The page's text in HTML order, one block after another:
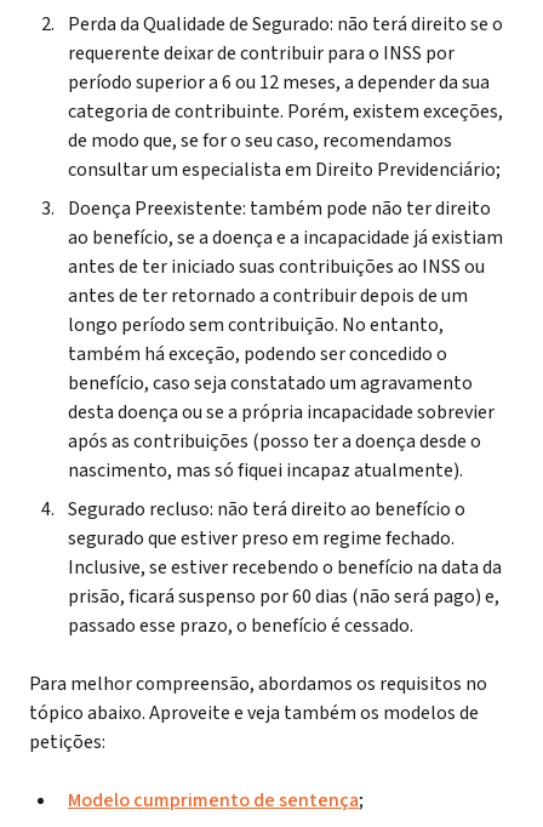
Perda da Qualidade de Segurado: não terá direito se o
requerente deixar de contribuir para o INSS por
período superior a 6 ou 12 meses, a depender da sua
categoria de contribuinte. Porém, existem exceções,
de modo que, se for o seu caso, recomendamos
consultar um especialista em Direito Previdenciário;
Doença Preexistente: também pode não ter direito
ao benefício, se a doença e a incapacidade já existiam
antes de ter iniciado suas contribuições ao INSS ou
antes de ter retornado a contribuir depois de um
longo período sem contribuição. No entanto,
também há exceção, podendo ser concedido o
benefício, caso seja constatado um agravamento
desta doença ou se a própria incapacidade sobrevier
após as contribuições (posso ter a doença desde o
nascimento, mas só fiquei incapaz atualmente).
Segurado recluso: não terá direito ao benefício o
segurado que estiver preso em regime fechado.
Inclusive, se estiver recebendoo benefício na data da
prisão, ficará suspenso por 60 dias (não será pago)e,
passado esse prazo, o benefício é cessado.
Para melhor compreensão, abordamos os requisitos no
tópico abaixo. Aproveite e veja também os modelos de
petições:
Modelo cumprimento de sentença;